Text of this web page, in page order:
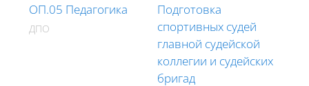
ОП.05 Педагогика
ДПО
Подготовка
спортивных судей
главной судейской
коллегии и судейских
бригад